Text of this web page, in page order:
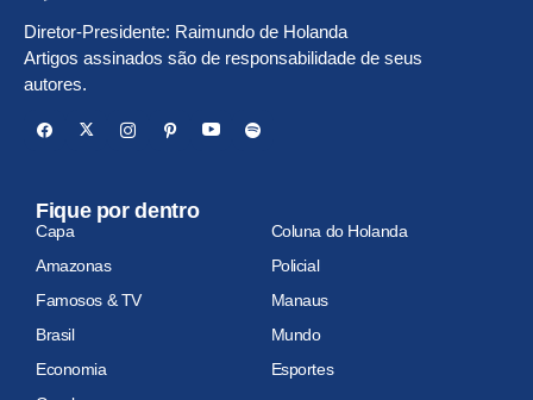
Diretor-Presidente: Raimundo de Holanda
Artigos assinados são de responsabilidade de seus
autores.
Fique por dentro
Capa
Coluna do Holanda
Amazonas
Policial
Famosos & TV
Manaus
Brasil
Mundo
Economia
Esportes